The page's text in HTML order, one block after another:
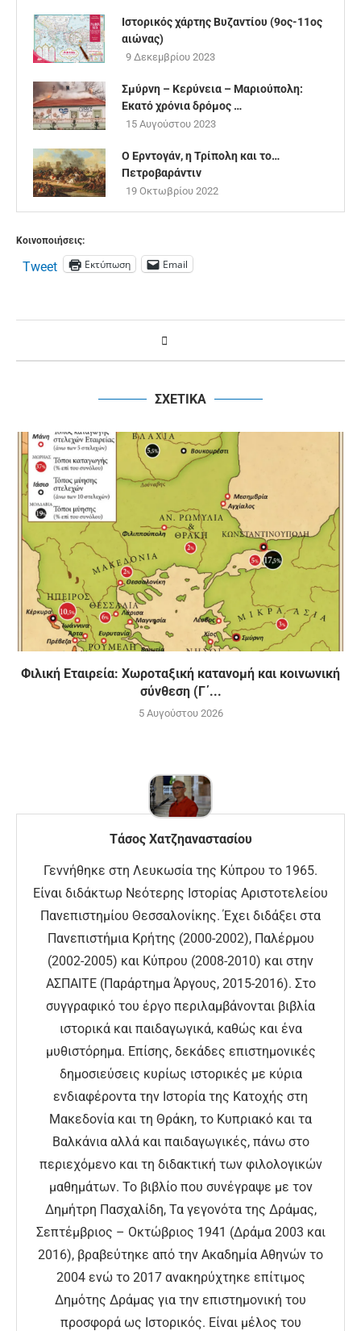
Ιστορικός χάρτης Βυζαντίου (9ος-11ος
αιώνας)
9 Δεκεμβρίου 2023
Σμύρνη – Κερύνεια – Μαριούπολη:
Εκατό χρόνια δρόμος …
15 Αυγούστου 2023
Ο Ερντογάν, η Τρίπολη και το…
Πετροβαράντιν
19 Οκτωβρίου 2022
Κοινοποιήσεις:
Tweet Εκτύπωση Email
ΣΧΕΤΙΚΑ
Φιλική Εταιρεία: Χωροταξική κατανομή και κοινωνική
σύνθεση (Γ΄...
5 Αυγούστου 2026
Τάσος Χατζηαναστασίου
Γεννήθηκε στη Λευκωσία της Κύπρου το 1965.
Είναι διδάκτωρ Νεότερης Ιστορίας Αριστοτελείου
Πανεπιστημίου Θεσσαλονίκης. Έχει διδάξει στα
Πανεπιστήμια Κρήτης (2000-2002), Παλέρμου
(2002-2005) και Κύπρου (2008-2010) και στην
ΑΣΠΑΙΤΕ (Παράρτημα Άργους, 2015-2016). Στο
συγγραφικό του έργο περιλαμβάνονται βιβλία
ιστορικά και παιδαγωγικά, καθώς και ένα
μυθιστόρημα. Επίσης, δεκάδες επιστημονικές
δημοσιεύσεις κυρίως ιστορικές με κύρια
ενδιαφέροντα την Ιστορία της Κατοχής στη
Μακεδονία και τη Θράκη, το Κυπριακό και τα
Βαλκάνια αλλά και παιδαγωγικές, πάνω στο
περιεχόμενο και τη διδακτική των φιλολογικών
μαθημάτων. Το βιβλίο που συνέγραψε με τον
Δημήτρη Πασχαλίδη, Τα γεγονότα της Δράμας,
Σεπτέμβριος – Οκτώβριος 1941 (Δράμα 2003 και
2016), βραβεύτηκε από την Ακαδημία Αθηνών το
2004 ενώ το 2017 ανακηρύχτηκε επίτιμος
Δημότης Δράμας για την επιστημονική του
προσφορά ως Ιστορικός. Είναι μέλος του